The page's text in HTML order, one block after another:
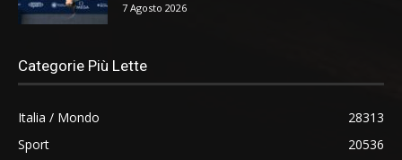
7 Agosto 2026
Categorie Più Lette
Italia / Mondo
28313
Sport
20536